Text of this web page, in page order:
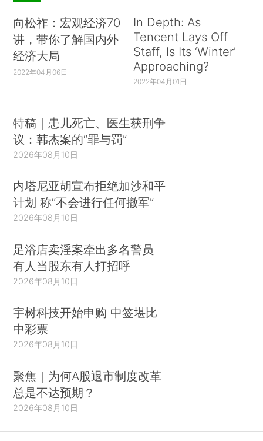
向松祚：宏观经济70
讲，带你了解国内外
经济大局
2022年04月06日
In Depth: As
Tencent Lays Off
Staff, Is Its ‘Winter’
Approaching?
2022年04月01日
特稿｜患儿死亡、医生获刑争
议：韩杰案的“罪与罚”
2026年08月10日
内塔尼亚胡宣布拒绝加沙和平
计划 称“不会进行任何撤军”
2026年08月10日
足浴店卖淫案牵出多名警员
有人当股东有人打招呼
2026年08月10日
宇树科技开始申购 中签堪比
中彩票
2026年08月10日
聚焦｜为何A股退市制度改革
总是不达预期？
2026年08月10日